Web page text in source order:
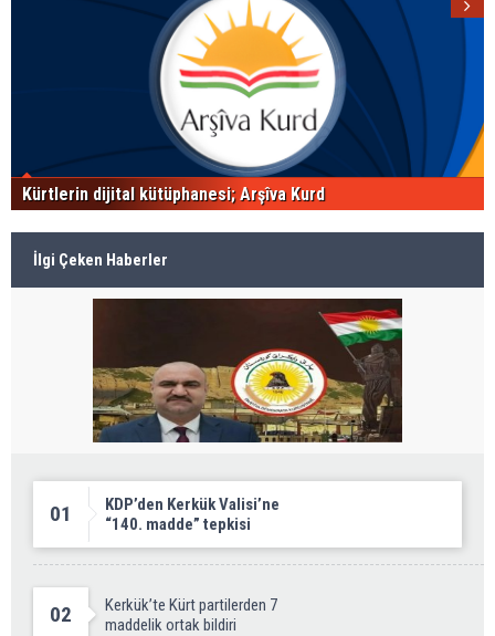
Kürtlerin dijital kütüphanesi; Arşîva Kurd
İlgi Çeken Haberler
01
KDP’den Kerkük Valisi’ne
“140. madde” tepkisi
02
Kerkük’te Kürt partilerden 7
maddelik ortak bildiri